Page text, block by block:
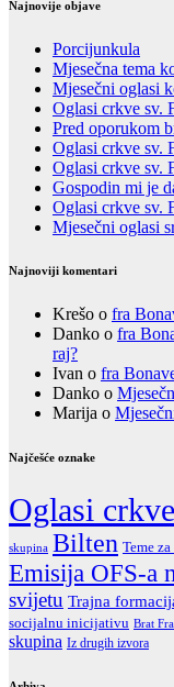
Najnovije objave
Porcijunkula
Mjesečna tema
Mjesečni oglasi
Oglasi crkve sv.
Pred oporukom
Oglasi crkve sv.
Oglasi crkve sv.
Gospodin mi je
Oglasi crkve sv.
Mjesečni oglasi
Najnoviji komentari
Krešo o fra
Danko o fra
raj?
Ivan o fra
Danko o
Marija o
Najčešće oznake
Oglasi
skupina Bilten Teme
Emisija OFS-a
svijetu Trajna
socijalnu inicijativu Brat
skupina Iz drugih izvora